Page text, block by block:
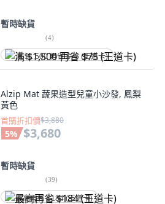
暫時缺貨
(4)
满 $1,500 再省 $75 (王道卡)
Alzip Mat 蔬果造型兒童小沙發, 鳳梨
黃色
首購折扣價$3,880
5% $3,680
暫時缺貨
(39)
最高再省 $184 (王道卡)